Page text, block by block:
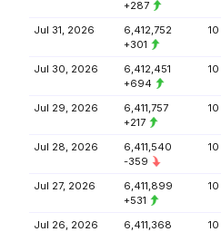
+287
Jul 31, 2026
6,412,752
+301
10
Jul 30, 2026
6,412,451
+694
10
Jul 29, 2026
6,411,757
+217
10
Jul 28, 2026
6,411,540
-359
10
Jul 27, 2026
6,411,899
+531
10
Jul 26, 2026
6,411,368
10